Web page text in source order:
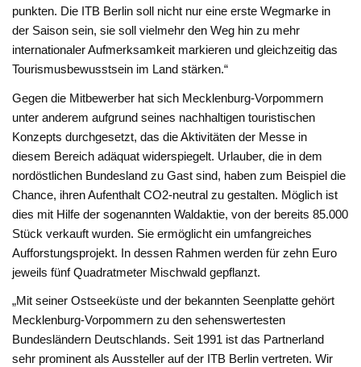
punkten. Die ITB Berlin soll nicht nur eine erste Wegmarke in
der Saison sein, sie soll vielmehr den Weg hin zu mehr
internationaler Aufmerksamkeit markieren und gleichzeitig das
Tourismusbewusstsein im Land stärken.“
Gegen die Mitbewerber hat sich Mecklenburg-Vorpommern
unter anderem aufgrund seines nachhaltigen touristischen
Konzepts durchgesetzt, das die Aktivitäten der Messe in
diesem Bereich adäquat widerspiegelt. Urlauber, die in dem
nordöstlichen Bundesland zu Gast sind, haben zum Beispiel die
Chance, ihren Aufenthalt CO2-neutral zu gestalten. Möglich ist
dies mit Hilfe der sogenannten Waldaktie, von der bereits 85.000
Stück verkauft wurden. Sie ermöglicht ein umfangreiches
Aufforstungsprojekt. In dessen Rahmen werden für zehn Euro
jeweils fünf Quadratmeter Mischwald gepflanzt.
„Mit seiner Ostseeküste und der bekannten Seenplatte gehört
Mecklenburg-Vorpommern zu den sehenswertesten
Bundesländern Deutschlands. Seit 1991 ist das Partnerland
sehr prominent als Aussteller auf der ITB Berlin vertreten. Wir